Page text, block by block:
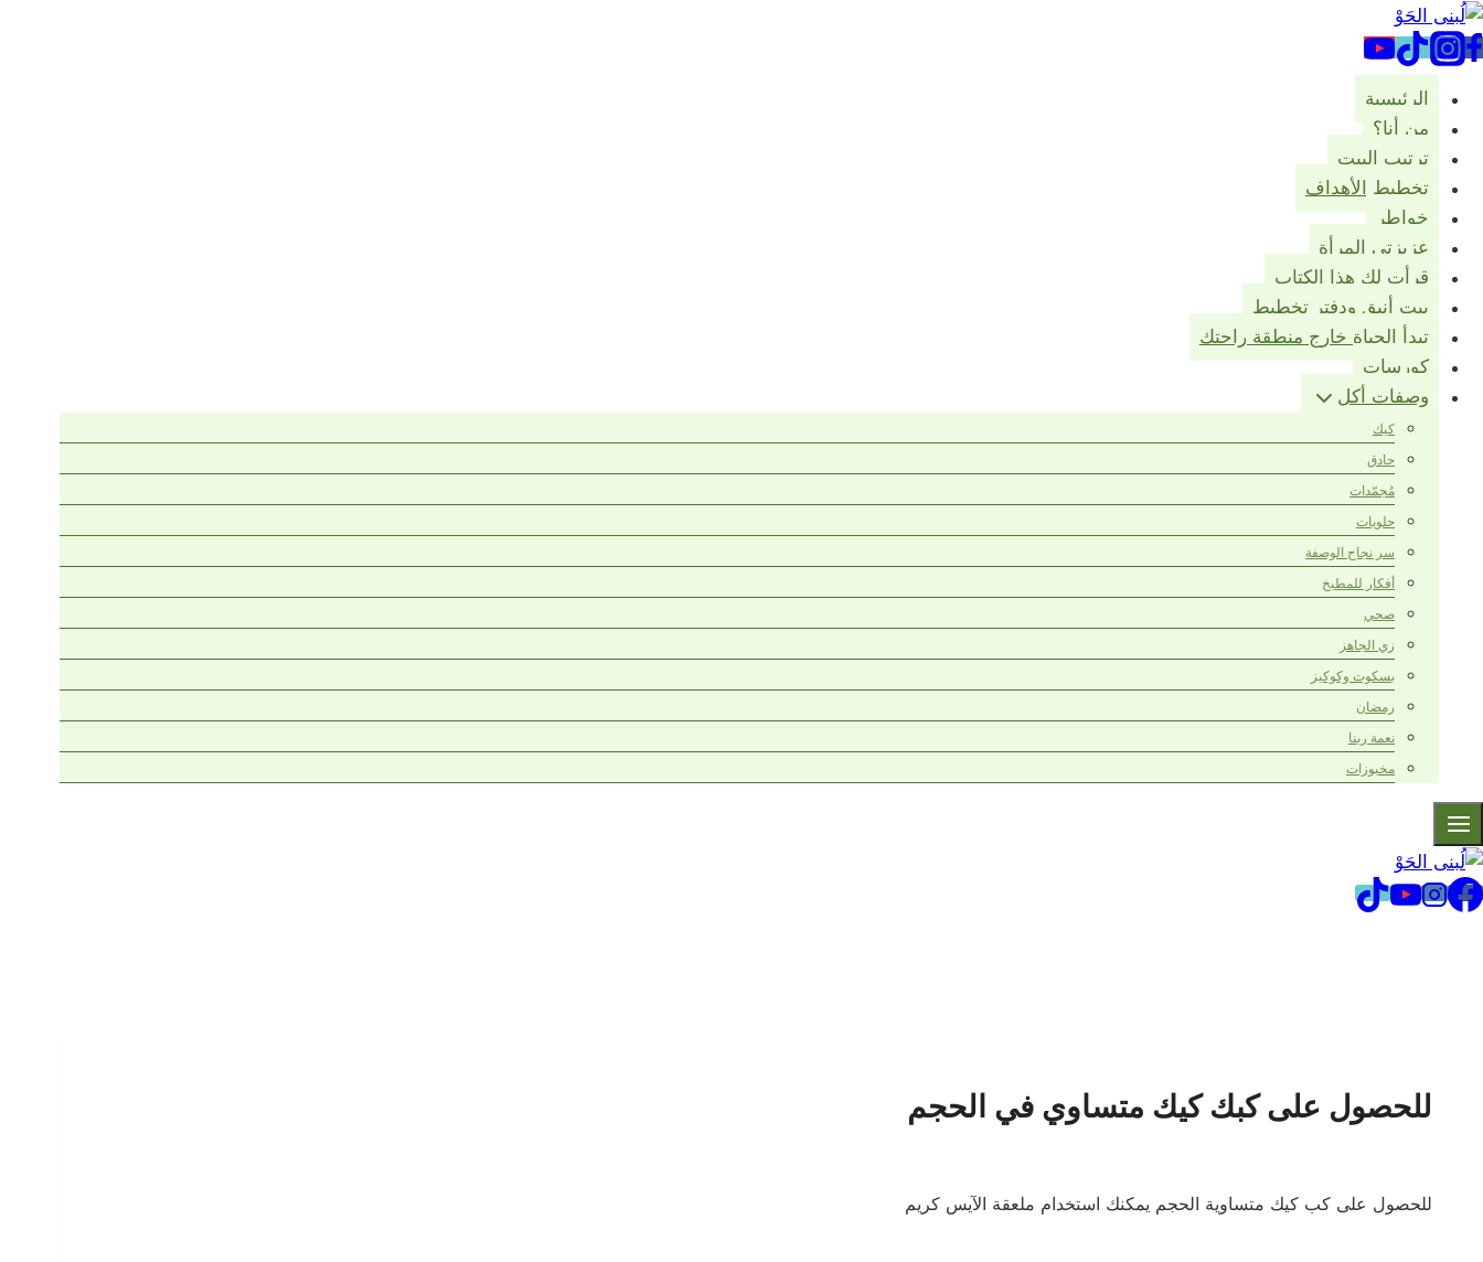
التجاوز
إلى
المحتوى
الرئيسية
من أنا؟
ترتيب البيت
تخطيط الأهداف
خواطر
عزيزتي المرأة
قرأت لك هذا الكتاب
بيت أنيق ودفتر تخطيط
تبدأ الحياة خارج منطقة راحتك
كورسات
وصفات أكل
كيك
حادق
مُجمّدات
حلويات
سر نجاح الوصفة
أفكار للمطبخ
صحي
زي الجاهز
بسكوت وكوكيز
رمضان
نعمة ربنا
مخبوزات
للحصول على كبك كيك متساوي في الحجم
للحصول على كب كيك متساوية الحجم يمكنك استخدام ملعقة اﻵيس كريم